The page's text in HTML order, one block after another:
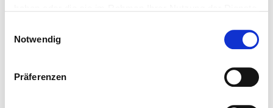
Notwendig
Präferenzen